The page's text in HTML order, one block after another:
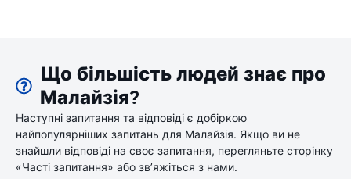
Що більшість людей знає про
Малайзія?
Наступні запитання та відповіді є добіркою
найпопулярніших запитань для Малайзія. Якщо ви не
знайшли відповіді на своє запитання, перегляньте сторінку
«Часті запитання» або зв’яжіться з нами.